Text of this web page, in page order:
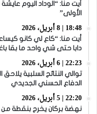
الأولى”
18:48 | 8 أبريل، 2026
أيت منا: “كاع لي كانو
دابا حتى شي واحد ما بقا
22:23 | 6 أبريل، 2026
توالي النتائج السلبية
الدفاع الحسني الجديدي
22:20 | 5 أبريل، 2026
نهضة بركان يخرج بنقطة